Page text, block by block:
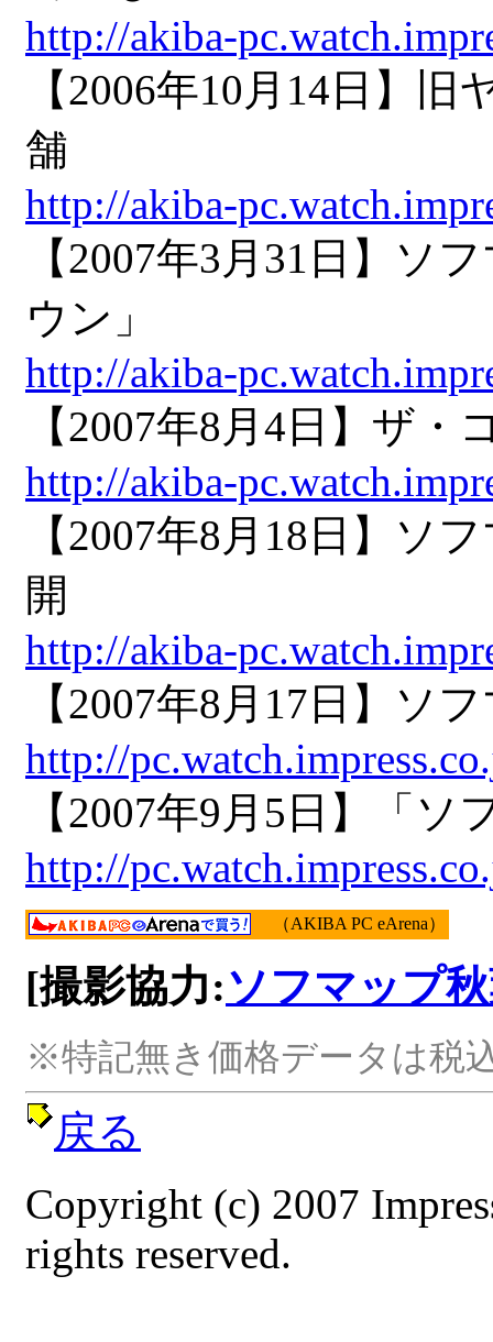
http://akiba-
【2006年10月14日】
舗
http://akiba-
【2007年3月31日】ソ
ウン」
http://akiba-
【2007年8月4日】ザ
http://akiba-
【2007年8月18日】ソ
開
http://akiba-
【2007年8月17日】ソ
http://
【2007年9月5日】「
http://
（AKIBA PC eArena）
[撮影協力:ソフマップ
※特記無き価格データは税
戻る
Copyright (c) 2007
rights reserved.